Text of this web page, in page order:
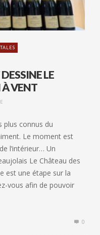
LE
VENT
plus connus du
Le moment est
l’intérieur… Un
Le Château des
est une étape sur la
vous afin de pouvoir
0